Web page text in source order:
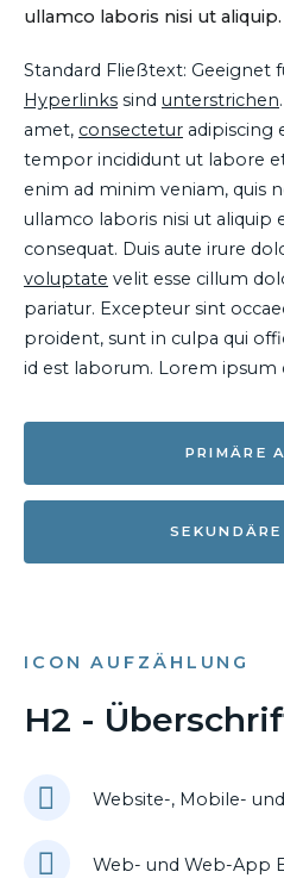
ullamco laboris nisi ut aliquip.
Standard Fließtext: Geeignet
Hyperlinks sind unterstrichen
amet, consectetur adipiscing
tempor incididunt ut labore
enim ad minim veniam, quis
ullamco laboris nisi ut aliquip
consequat. Duis aute irure
voluptate velit esse cillum
pariatur. Excepteur sint
proident, sunt in culpa qui
id est laborum. Lorem ipsum
PRIMÄRE
ICON AUFZÄHLUNG
H2 -
Website-, Mobile-
Web- und Web-App